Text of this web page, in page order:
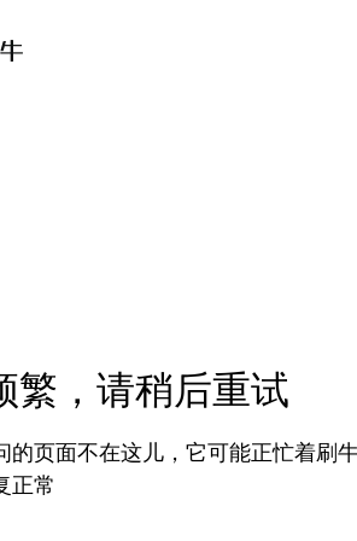
繁，请稍后重试
的页面不在这儿，它可能正忙着刷
正常